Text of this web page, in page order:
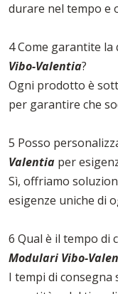
durare nel tempo e
4 Come garantite la
Vibo-Valentia?
Ogni prodotto è
per garantire che
5 Posso
Valentia per
Sì, offriamo
esigenze uniche di
6 Qual è il tempo di
Modulari Vibo-
I tempi di consegna